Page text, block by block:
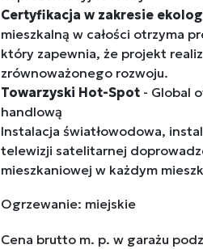
Certyfikacja w zakresie
mieszkalną w całości otrzyma
który zapewnia, że projekt
zrównoważonego rozwoju.
Towarzyski Hot-Spot - Global
handlową
Instalacja światłowodowa,
telewizji satelitarnej
mieszkaniowej w każdym
Ogrzewanie: miejskie
Cena brutto m. p. w garażu